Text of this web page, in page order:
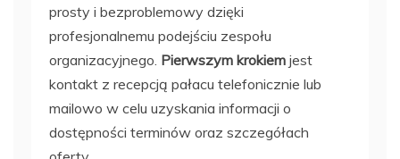
prosty i bezproblemowy dzięki
profesjonalnemu podejściu zespołu
organizacyjnego. Pierwszym krokiem jest
kontakt z recepcją pałacu telefonicznie lub
mailowo w celu uzyskania informacji o
dostępności terminów oraz szczegółach